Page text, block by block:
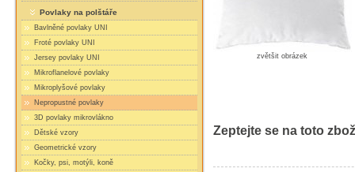
Povlaky na polštáře
Bavlněné povlaky UNI
Froté povlaky UNI
Jersey povlaky UNI
Mikroflanelové povlaky
Mikroplyšové povlaky
Nepropustné povlaky
3D povlaky mikrovlákno
Dětské vzory
Geometrické vzory
Kočky, psi, motýli, koně
zvětšit obrázek
Zeptejte se na toto